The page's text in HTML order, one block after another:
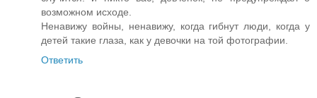
возможном исходе.
Ненавижу войны, ненавижу, когда гибнут люди, когда у
детей такие глаза, как у девочки на той фотографии.
Ответить